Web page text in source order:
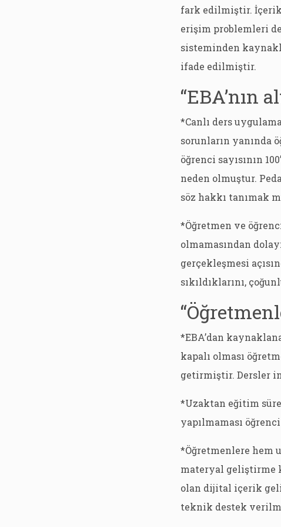
fark edilmiştir. İçerik
erişim problemleri
sisteminden
ifade edilmiştir.
“EBA’nın
*Canlı ders
sorunların yanında
öğrenci sayısının
neden olmuştur.
söz hakkı tanımak
*Öğretmen ve
olmamasından
gerçekleşmesi
sıkıldıklarını,
*EBA’dan
kapalı olması
getirmiştir. Dersler
*Uzaktan eğitim
yapılmaması
*Öğretmenlere hem
materyal geliştirme
olan dijital içerik
teknik destek